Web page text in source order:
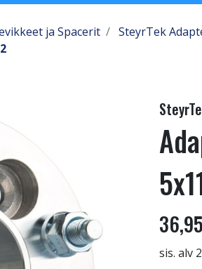
ja Spacerit
SteyrTek
sis. alv